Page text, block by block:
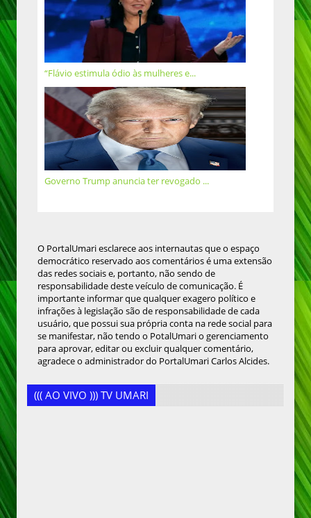
“Flávio estimula ódio às mulheres e...
Governo Trump anuncia ter revogado ...
O PortalUmari esclarece aos internautas que o espaço
democrático reservado aos comentários é uma extensão
das redes sociais e, portanto, não sendo de
responsabilidade deste veículo de comunicação. É
importante informar que qualquer exagero político e
infrações à legislação são de responsabilidade de cada
usuário, que possui sua própria conta na rede social para
se manifestar, não tendo o PotalUmari o gerenciamento
para aprovar, editar ou excluir qualquer comentário,
agradece o administrador do PortalUmari Carlos Alcides.
((( AO VIVO ))) TV UMARI